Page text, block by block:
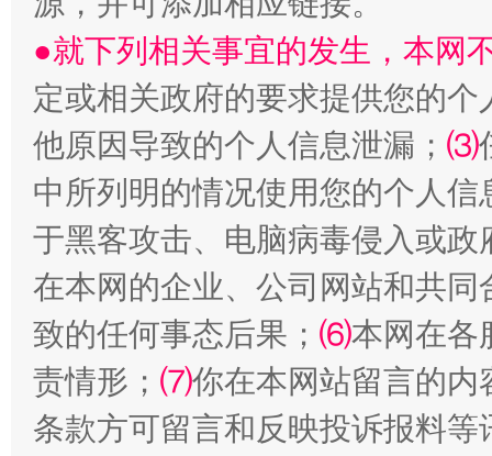
国家大学科技园优化重塑工作
●就下列相关事宜的发生，本网
定或相关政府的要求提供您的个
他原因导致的个人信息泄漏； ⑶
中所列明的情况使用您的个人
于黑客攻击、电脑病毒侵入或
在本网的企业、公司网站和共
致的任何事态后果； ⑹本网在各
责情形； ⑺你在本网站留言的内
条款方可留言和反映投诉报料